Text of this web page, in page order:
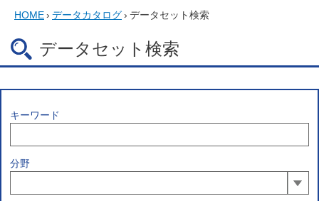
HOME› データカタログ› データセット検索
データセット検索
キーワード
分野